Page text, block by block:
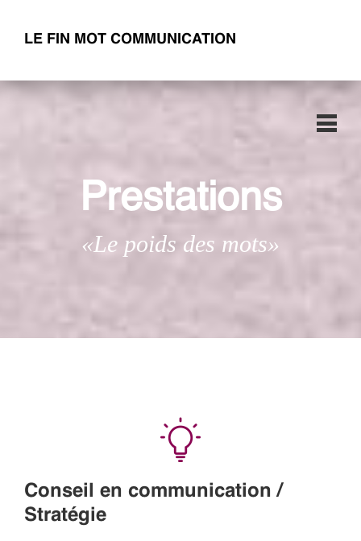
LE FIN MOT COMMUNICATION
Prestations
«Le poids des mots»
Conseil en communication /
Stratégie